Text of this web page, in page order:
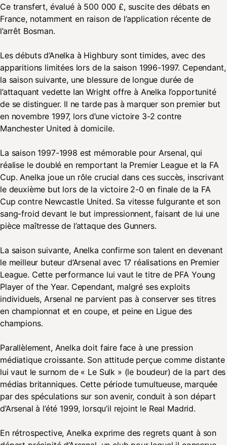
Ce transfert, évalué à 500 000 £, suscite des débats en
France, notamment en raison de l’application récente de
l’arrêt Bosman.
Les débuts d’Anelka à Highbury sont timides, avec des
apparitions limitées lors de la saison 1996-1997. Cependant,
la saison suivante, une blessure de longue durée de
l’attaquant vedette Ian Wright offre à Anelka l’opportunité
de se distinguer. Il ne tarde pas à marquer son premier but
en novembre 1997, lors d’une victoire 3-2 contre
Manchester United à domicile.
La saison 1997-1998 est mémorable pour Arsenal, qui
réalise le doublé en remportant la Premier League et la FA
Cup. Anelka joue un rôle crucial dans ces succès, inscrivant
le deuxième but lors de la victoire 2-0 en finale de la FA
Cup contre Newcastle United. Sa vitesse fulgurante et son
sang-froid devant le but impressionnent, faisant de lui une
pièce maîtresse de l’attaque des Gunners.
La saison suivante, Anelka confirme son talent en devenant
le meilleur buteur d’Arsenal avec 17 réalisations en Premier
League. Cette performance lui vaut le titre de PFA Young
Player of the Year. Cependant, malgré ses exploits
individuels, Arsenal ne parvient pas à conserver ses titres
en championnat et en coupe, et peine en Ligue des
champions.
Parallèlement, Anelka doit faire face à une pression
médiatique croissante. Son attitude perçue comme distante
lui vaut le surnom de « Le Sulk » (le boudeur) de la part des
médias britanniques. Cette période tumultueuse, marquée
par des spéculations sur son avenir, conduit à son départ
d’Arsenal à l’été 1999, lorsqu’il rejoint le Real Madrid.
En rétrospective, Anelka exprime des regrets quant à son